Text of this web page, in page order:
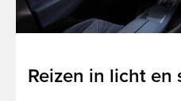
Reizen in licht en